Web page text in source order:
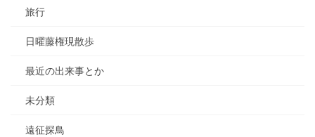
旅行
日曜藤権現散歩
最近の出来事とか
未分類
遠征探鳥